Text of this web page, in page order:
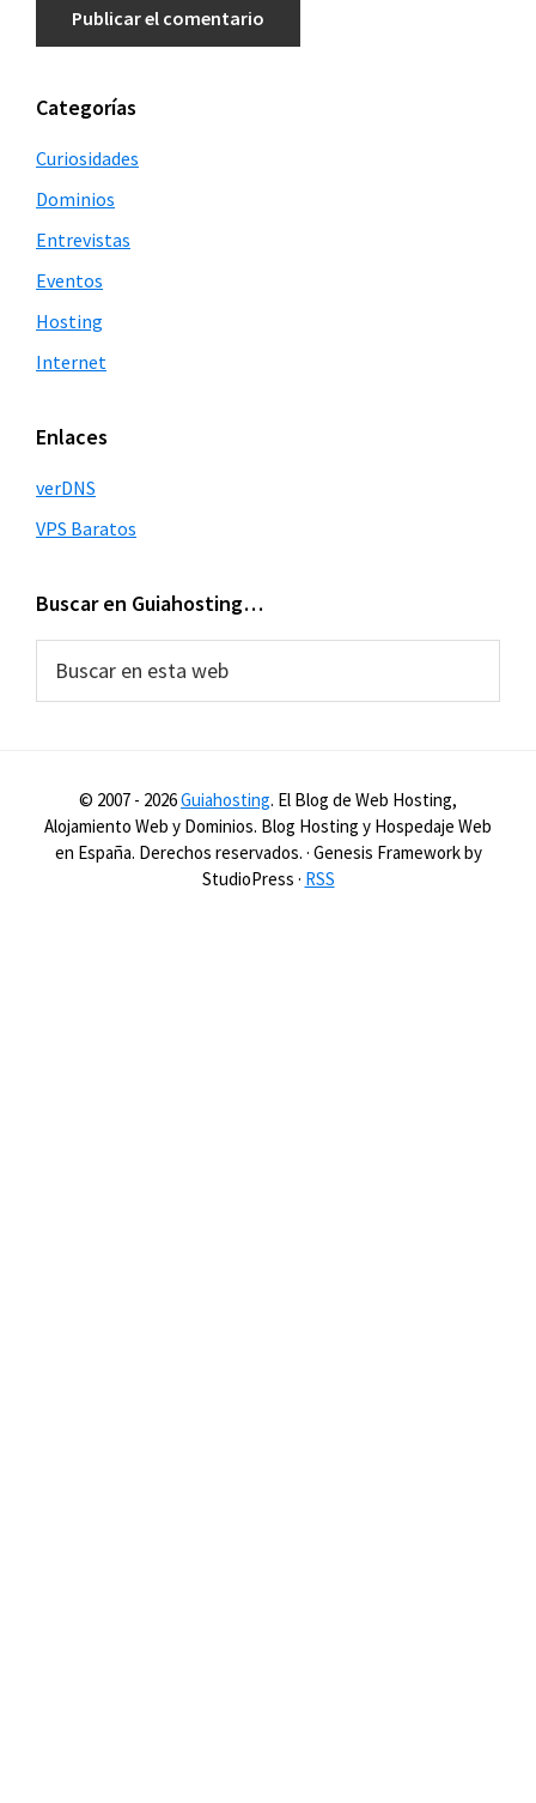
Barra
lateral
principal
Categorías
Curiosidades
Dominios
Entrevistas
Eventos
Hosting
Internet
Enlaces
verDNS
VPS Baratos
Buscar en Guiahosting…
© 2007 - 2026Guiahosting. El Blog de Web Hosting,
Alojamiento Web y Dominios. Blog Hosting y Hospedaje Web
en España. Derechos reservados. · Genesis Framework by
StudioPress · RSS